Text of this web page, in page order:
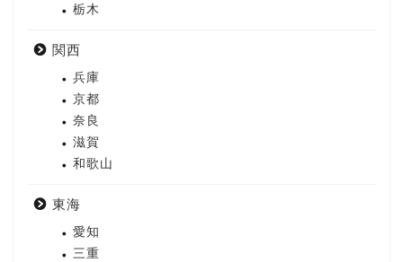
栃木
関西
兵庫
京都
奈良
滋賀
和歌山
東海
愛知
三重